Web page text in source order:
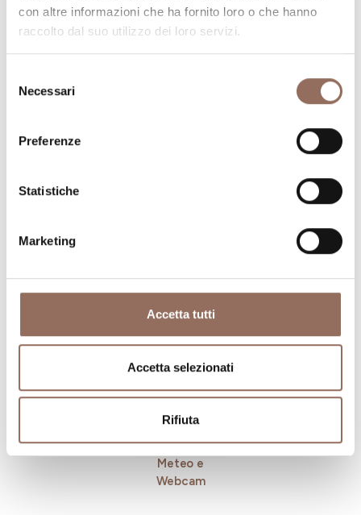
con altre informazioni che ha fornito loro o che hanno
raccolto dal suo utilizzo dei loro servizi.
delNecessari
Preferenze
Statistiche
Marketing
Accetta tutti
Accetta selezionati
Rifiuta
Dove dormire Dove mangiare
Meteo e
Webcam